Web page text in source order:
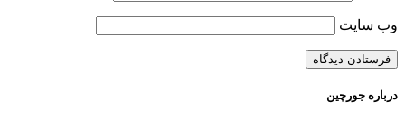
وب‌ سایت
درباره جورچین